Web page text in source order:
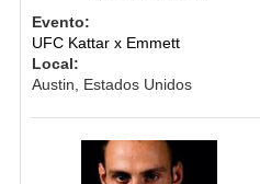
Evento:
UFC Kattar x Emmett
Local:
Austin, Estados Unidos